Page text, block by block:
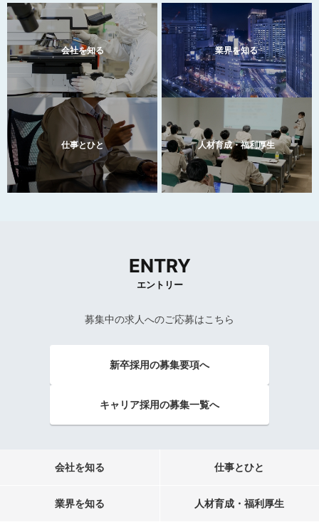
会社を知る 業界を知る
仕事とひと 人材育成・福利厚生
ENTRY
エントリー
募集中の求人へのご応募はこちら
新卒採用の募集要項へ
キャリア採用の募集一覧へ
会社を知る 仕事とひと
人材育成・福利厚生
業界を知る